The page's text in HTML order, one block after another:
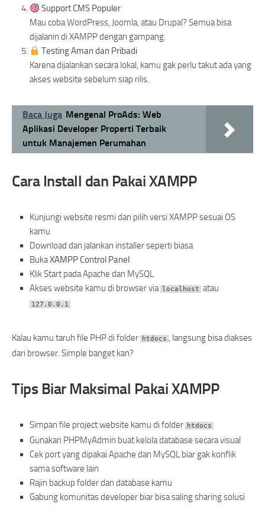
Support CMS Populer
Mau coba WordPress, Joomla, atau Drupal? Semua bisa
dijalanin di XAMPP dengan gampang.
Testing Aman dan Pribadi
Karena dijalankan secara lokal, kamu gak perlu takut ada yang
akses website sebelum siap rilis.
Baca Juga Mengenal ProAds: Web
Aplikasi Developer Properti Terbaik
untuk Manajemen Perumahan
Cara Install dan Pakai XAMPP
Kunjungi website resmi dan pilih versi XAMPP sesuai OS
kamu
Download dan jalankan installer seperti biasa
BukaXAMPP Control Panel
Klik Start pada Apache dan MySQL
Akses website kamu di browser via localhost atau
127.0.0.1
Kalau kamu taruh file PHP di folder htdocs , langsung bisa diakses
dari browser. Simple banget kan?
Tips Biar Maksimal Pakai XAMPP
Simpan file project website kamu di folder htdocs
Gunakan PHPMyAdmin buat kelola database secara visual
Cek port yang dipakai Apache dan MySQL biar gak konflik
sama software lain
Rajin backup folder dan database kamu
Gabung komunitas developer biar bisa saling sharing solusi